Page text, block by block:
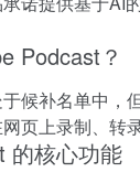
Podcast？
候补名单中，
页上录制、转
的核心功能